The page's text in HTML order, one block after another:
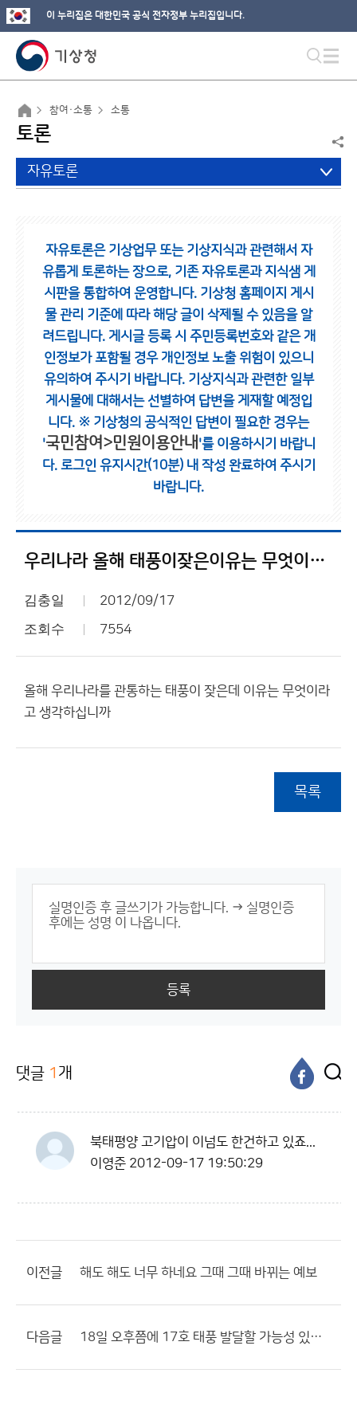
이 누리집은 대한민국 공식 전자정부 누리집입니다.
참여·소통 소통
토론
자유토론
자유토론은 기상업무 또는 기상지식과 관련해서 자
유롭게 토론하는 장으로, 기존 자유토론과 지식샘 게
시판을 통합하여 운영합니다. 기상청 홈페이지 게시
물 관리 기준에 따라 해당 글이 삭제될 수 있음을 알
려드립니다. 게시글 등록 시 주민등록번호와 같은 개
인정보가 포함될 경우 개인정보 노출 위험이 있으니
유의하여 주시기 바랍니다. 기상지식과 관련한 일부
게시물에 대해서는 선별하여 답변을 게재할 예정입
니다. ※ 기상청의 공식적인 답변이 필요한 경우는
'국민참여>민원이용안내 '를 이용하시기 바랍니
다. 로그인 유지시간(10분) 내 작성 완료하여 주시기
바랍니다.
우리나라 올해 태풍이잦은이유는 무엇이라고 생각하십니까??/
김충일 2012/09/17
조회수 7554
올해 우리나라를 관통하는 태풍이 잦은데 이유는 무엇이라
고 생각하십니까
목록
등록
댓글 1 개
북태평양 고기압이 이넘도 한건하고 있죠...
이영준 2012-09-17 19:50:29
이전글 해도 해도 너무 하네요 그때 그때 바뀌는 예보
다음글 18일 오후쯤에 17호 태풍 발달할 가능성 있음... 또다시 한반도 북상????